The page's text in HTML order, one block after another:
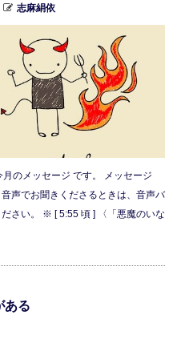
志麻絹依
のメッセージ です。 メッセージ
声でお聞きくださるときは、音声バ
さい。 ※ [ 5:55 頃 ] 〈「悪魔のいな
ある